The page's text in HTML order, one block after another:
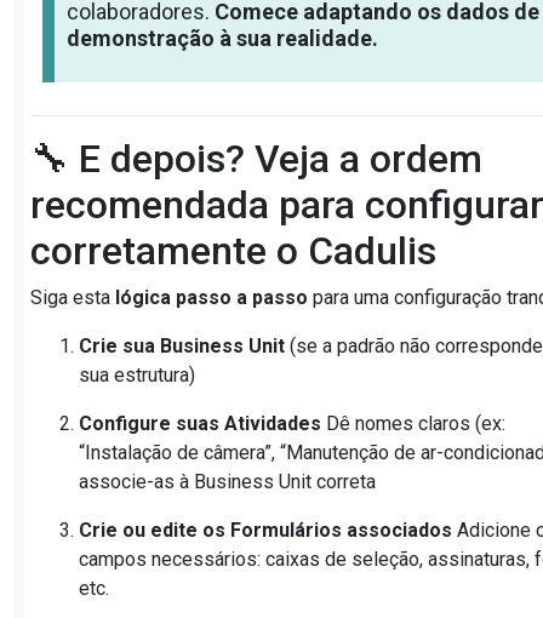
colaboradores. Comece adaptando os dados de
demonstração à sua realidade.
🔧 E depois? Veja a ordem
recomendada para
corretamente o Cadulis
Siga esta lógica passo a passo para uma configuração
Crie sua Business Unit (se a padrão não
sua estrutura)
Configure suas Atividades Dê nomes claros (ex:
“Instalação de câmera”, “Manutenção de ar-
associe-as à Business Unit correta
Crie ou edite os Formulários associados Adicione
campos necessários: caixas de seleção, assinaturas,
etc.